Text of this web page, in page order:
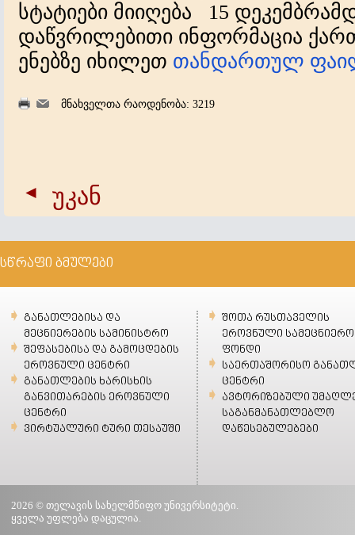
სტატიები მიიღება 15
დაწვრილებითი ინფორმაცია
ენებზე იხილეთ თანდართულ
მნახველთა რაოდენობა: 3219
უკან
სწრაფი ბმულები
განათლებისა და
მეცნიერების სამინისტრო
შეფასებისა და გამოცდების
ეროვნული ცენტრი
განათლების ხარისხის
განვითარების ეროვნული
ცენტრი
ვირტუალური ტური თესაუში
შოთა რუსთაველის
ეროვნული სამეცნიერო
ფონდი
საერთაშორისო
ცენტრი
ავტორიზებული
საგანმანათლებლო
დაწესებულებები
2026 © თელავის სახელმწიფო უნივერსიტეტი.
ყველა უფლება დაცულია.